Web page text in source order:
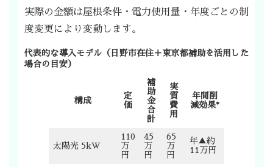
実際の金額は屋根条件・電力使用量・年度ごとの制
度変更により変動します。
代表的な導入モデル（日野市在住＋東京都補助を活用した
場合の目安）
構成
定
価
補
助
金
合
計
実
質
費
用
年間削
減効果*
太陽光 5kW
110
万
円
45
万
円
65
万
円
年▲約
11万円